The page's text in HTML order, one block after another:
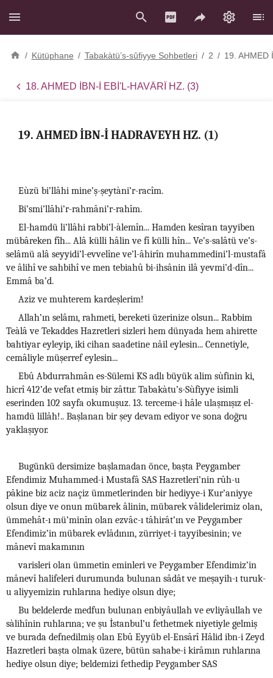
/ Kütüphane / Tabakàtü’s-sûfiyye Sohbetleri / 2 / 19. AHMED
18. AHMED İBN-İ EBİ'L-HAVÂRÎ HZ. (3)
19. AHMED İBN-İ HADRAVEYH HZ. (1)
Eùzü bi’llâhi mine’ş-şeytàni’r-racîm.
Bi’smi’llâhi’r-rahmâni’r-rahîm.
El-hamdü li’llâhi rabbi’l-àlemîn... Hamden kesîran tayyiben
mübâreken fîh... Alâ külli hâlin ve fî külli hîn... Ve’s-salâtü ve’s-
selâmü alâ seyyidi’l-evvelîne ve’l-âhirîn muhammedini’l-mustafâ
ve âlihî ve sahbihî ve men tebiahû bi-ihsânin ilâ yevmi’d-dîn...
Emmâ ba’d.
Aziz ve muhterem kardeşlerim!
Allah’ın selâmı, rahmeti, bereketi üzerinize olsun... Rabbim
Teàlâ ve Tekaddes Hazretleri sizleri hem dünyada hem ahirette
bahtiyar eyleyip, iki cihan saadetine nâil eylesin... Cennetiyle,
cemâliyle müşerref eylesin...
Ebû Abdurrahmân es-Sülemi KS adlı büyük alim sùfinin ki,
hicrî 412’de vefat etmiş bir zâttır. Tabakàtu’s-Sùfiyye isimli
eserinden 102 sayfa okumuşuz. 13. terceme-i hâle ulaşmışız el-
hamdü lillâh!.. Başlanan bir şey devam ediyor ve sona doğru
yaklaşıyor.
Bugünkü dersimize başlamadan önce, başta Peygamber
Efendimiz Muhammed-i Mustafâ SAS Hazretleri’nin rûh-u
pâkine biz aciz naçiz ümmetlerinden bir hediyye-i Kur’aniyye
olsun diye ve onun mübarek âlinin, mübarek vâlidelerimiz olan,
ümmehât-ı mü’minîn olan ezvâc-ı tâhirât’ın ve Peygamber
Efendimiz’in mübarek evlâdının, zürriyet-i tayyibesinin; ve
mânevî makamının
varisleri olan ümmetin eminleri ve Peygamber Efendimiz’in
mânevî halifeleri durumunda bulunan sâdât ve meşayih-ı turuk-
u aliyyemizin ruhlarına hediye olsun diye;
Bu beldelerde medfun bulunan enbiyâullah ve evliyâullah ve
sàlihînin ruhlarına; ve şu İstanbul’u fethetmek niyetiyle gelmiş
ve burada defnedilmiş olan Ebû Eyyüb el-Ensârî Hâlid ibn-i Zeyd
Hazretleri başta olmak üzere, bütün sahabe-i kirâmın ruhlarına
hediye olsun diye; beldemizi fethedip Peygamber SAS